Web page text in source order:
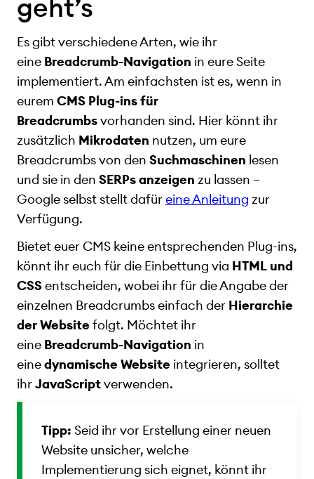
geht’s
Es gibt verschiedene Arten, wie ihr
eine Breadcrumb-Navigation in eure Seite
implementiert. Am einfachsten ist es, wenn in
eurem CMS Plug-ins für
Breadcrumbsvorhanden sind. Hier könnt ihr
zusätzlich Mikrodaten nutzen, um eure
Breadcrumbs von den Suchmaschinen lesen
und sie in den SERPs anzeigen zu lassen –
Google selbst stellt dafüreine Anleitung zur
Verfügung.
Bietet euer CMS keine entsprechenden Plug-ins,
könnt ihr euch für die Einbettung via HTML und
CSSentscheiden, wobei ihr für die Angabe der
einzelnen Breadcrumbs einfach der Hierarchie
der Websitefolgt. Möchtet ihr
eine Breadcrumb-Navigation in
einedynamische Website integrieren, solltet
ihrJavaScriptverwenden.
Tipp: Seid ihr vor Erstellung einer neuen
Website unsicher, welche
Implementierung sich eignet, könnt ihr